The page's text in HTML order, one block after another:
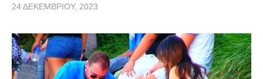
24 ΔΕΚΕΜΒΡΊΟΥ, 2023